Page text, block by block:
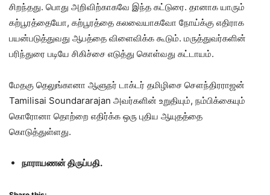
சிறந்தது. பொது அறிவிற்காகவே இந்த கட்டுரை. தானாக யாரும்
கற்பூரத்தையோ, கற்பூரத்தை கலவையாகவோ நோய்க்கு எதிராக
பயன்படுத்துவது ஆபத்தை விளைவிக்க கூடும். மருத்துவர்களின்
பரிந்துரை படியே சிகிச்சை எடுத்து கொள்வது கட்டாயம்.
மேதகு தெலுங்கானா ஆளுநர் டாக்டர் தமிழிசை சௌந்திரராஜன்
Tamilisai Soundararajan அவர்களின் உறுதியும், நம்பிக்கையும்
கொரோனா தொற்றை எதிர்க்க ஒரு புதிய ஆயுதத்தை
கொடுத்துள்ளது.
நாராயணன் திருப்பதி.